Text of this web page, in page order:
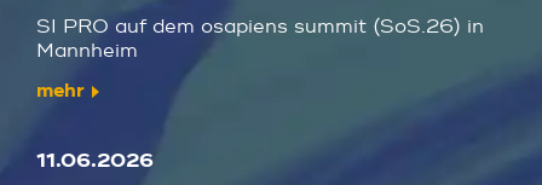
SI PRO auf dem osapiens summit (SoS.26) in
Mannheim
mehr
11.06.2026